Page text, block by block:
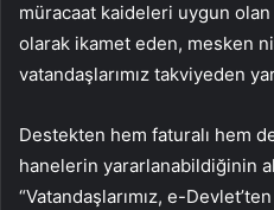
müracaat kaideleri uygun
olarak ikamet eden, mesken
vatandaşlarımız takviyeden
Destekten hem faturalı hem
hanelerin yararlanabildiğinin
“Vatandaşlarımız, e-